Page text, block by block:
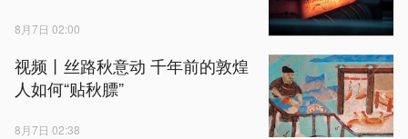
8月7日 02:00
视频丨丝路秋意动 千年前的敦煌
人如何“贴秋膘”
8月7日 02:38